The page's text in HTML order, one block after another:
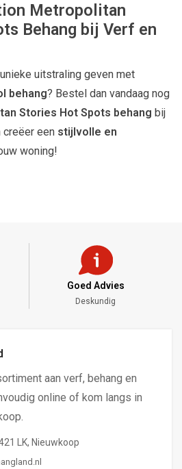
Metropolitan
Behang bij Verf en
uitstraling geven met
behang? Bestel dan vandaag nog
Stories Hot Spots behang bij
creëer een stijlvolle en
woning!
Goed Advies
Deskundig
aan verf, behang en
online of kom langs in
LK, Nieuwkoop